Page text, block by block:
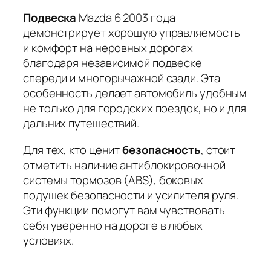
Подвеска Mazda 6 2003 года
демонстрирует хорошую управляемость
и комфорт на неровных дорогах
благодаря независимой подвеске
спереди и многорычажной сзади. Эта
особенность делает автомобиль удобным
не только для городских поездок, но и для
дальних путешествий.
Для тех, кто ценитбезопасность, стоит
отметить наличиеантиблокировочной
системы тормозов (ABS), боковых
подушек безопасности и усилителя руля.
Эти функции помогут вам чувствовать
себя уверенно на дороге в любых
условиях.